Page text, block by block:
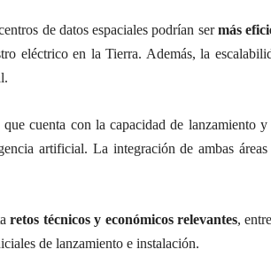
de datos espaciales podrían sermás
eléctrico en la Tierra. Además, la
que cuenta con la capacidad de lanzamiento
artificial. La integración de ambas
retos técnicos y económicos relevantes,
de lanzamiento e instalación.